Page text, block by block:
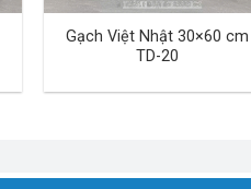
Gạch Việt Nhật 30×60 cm
TD-20